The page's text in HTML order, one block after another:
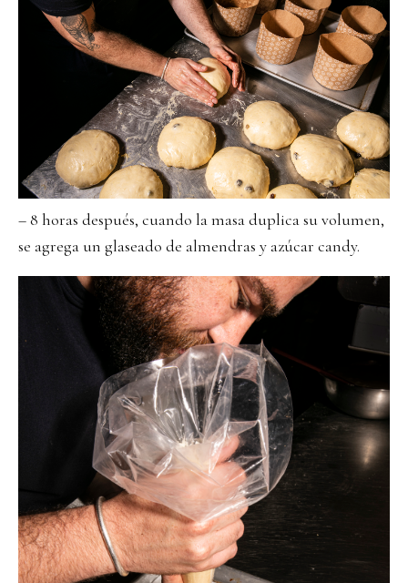
– 8 horas después, cuando la masa duplica su volumen,
se agrega un glaseado de almendras y azúcar candy.